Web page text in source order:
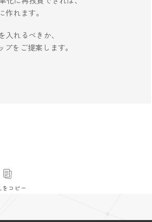
れます。
れるべきか、
をご提案します。
をコピー